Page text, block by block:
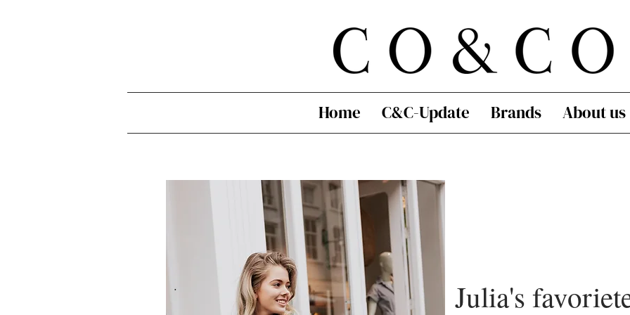
Home C&C-Update Brands About us
Julia's